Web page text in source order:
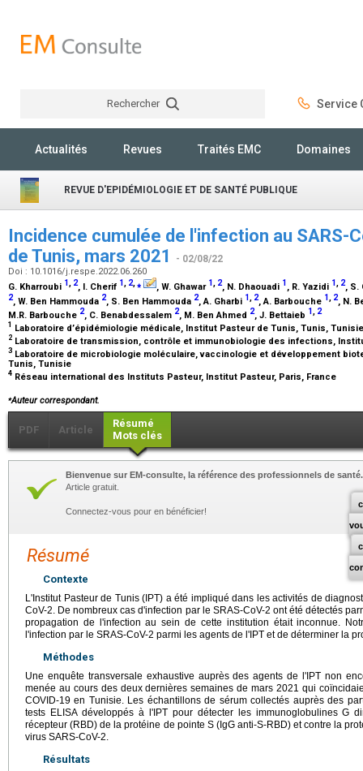
Rechercher Service
Actualités Revues Traités EMC Domaines
REVUE D'EPIDÉMIOLOGIE ET DE SANTÉ PUBLIQUE
Incidence cumulée de l'infection au SARS-
de Tunis, mars 2021
- 02/08/22
Doi : 10.1016/j.respe.2022.06.260
G. Kharroubi 1, 2, I. Cherif 1, 2,⁎ , W. Ghawar 1, 2, N. Dhaouadi 1 , R. Yazidi 1, 2, S.
2, W. Ben Hammouda 2, S. Ben Hammouda 2, A. Gharbi 1 2, A. Barbouche 1 2, N.
M.R. Barbouche 2, C. Benabdessalem 2, M. Ben Ahmed 2, J. Bettaieb 1 , 2
1 Laboratoire d’épidémiologie médicale, Institut Pasteur de Tunis, Tunis,
2 Laboratoire de transmission, contrôle et immunobiologie des infections,
3 Laboratoire de microbiologie moléculaire, vaccinologie et développement
Tunis, Tunisie
4 Réseau international des Instituts Pasteur, Institut Pasteur, Paris, France
⁎Auteur correspondant.
PDF Article
Résumé
Mots clés
Bienvenue sur EM-consulte, la référence des professionnels de santé.
Article gratuit.
Connectez-vous pour en bénéficier!
Résumé
Contexte
L'Institut Pasteur de Tunis (IPT) a été impliqué dans les activités de
CoV-2. De nombreux cas d'infection par le SRAS-CoV-2 ont été détectés
propagation de l'infection au sein de cette institution était inconnue.
l'infection par le SRAS-CoV-2 parmi les agents de l'IPT et de déterminer la
Méthodes
Une enquête transversale exhaustive auprès des agents de l'IPT non
menée au cours des deux dernières semaines de mars 2021 qui
COVID-19 en Tunisie. Les échantillons de sérum collectés auprès des
tests ELISA développés à l'IPT pour détecter les immunoglobulines G
récepteur (RBD) de la protéine de pointe S (IgG anti-S-RBD) et contre la
virus SARS-CoV-2.
Résultats